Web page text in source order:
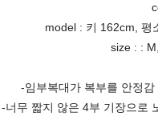
model : 키 162cm, 평
size : :
-임부복대가 복부를 안정
-너무 짧지 않은 4부 기장으로